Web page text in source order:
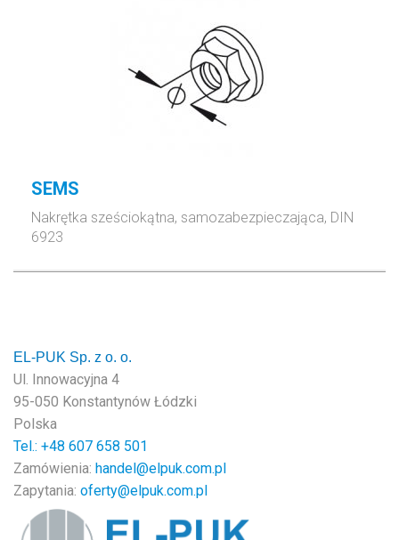
SEMS
Nakrętka sześciokątna, samozabezpieczająca, DIN
6923
EL-PUK Sp. z o. o.
Ul. Innowacyjna 4
95-050 Konstantynów Łódzki
Polska
Tel.: +48 607 658 501
Zamówienia: handel@elpuk.com.pl
Zapytania: oferty@elpuk.com.pl